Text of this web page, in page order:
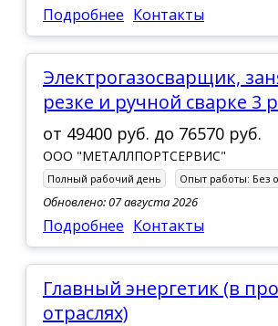
Подробнее Контакты
Электрогазосварщик, занятый на
резке и ручной сварке 3
от 49400 руб. до 76570 руб.
ООО "МЕТАЛЛПОРТСЕРВИС"
Полный рабочий день Опыт работы: Без
Обновлено: 07 августа 2026
Подробнее Контакты
Главный энергетик (в прочих
отраслях)